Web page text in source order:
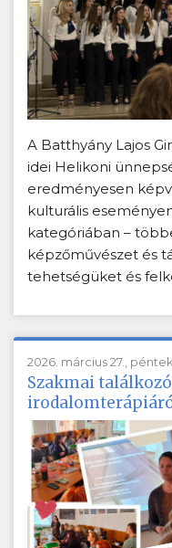
A Batthyány Lajos
idei Helikoni
eredményesen
kulturális
kategóriában –
képzőművészet és
tehetségüket és
2026. március 27., péntek
Szakmai